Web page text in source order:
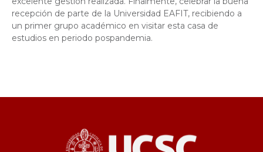
recepción de parte de la Universidad EAFIT, recibiendo a
un primer grupo académico en visitar esta casa de
estudios en periodo pospandemia.